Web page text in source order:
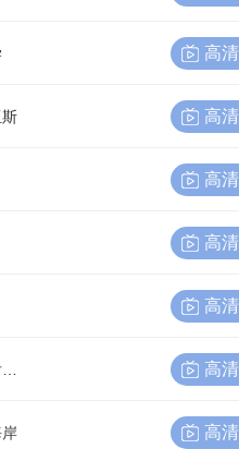
高
高
高
高
高
高
高